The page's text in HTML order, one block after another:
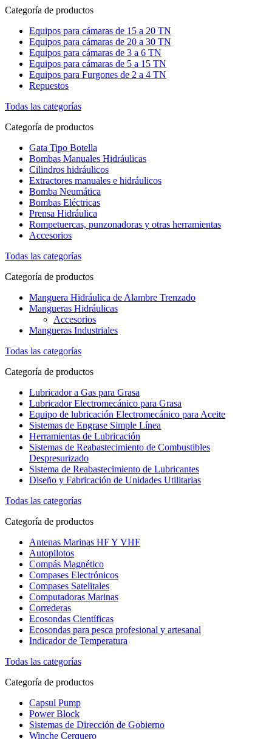
Categoría de productos
Equipos para cámaras de 15 a 20 TN
Equipos para cámaras de 20 a 30 TN
Equipos para cámaras de 3 a 6 TN
Equipos para cámaras de 5 a 15 TN
Equipos para Furgones de 2 a 4 TN
Repuestos
Todas las categorías
Categoría de productos
Gata Tipo Botella
Bombas Manuales Hidráulicas
Cilindros hidráulicos
Extractores manuales e hidráulicos
Bomba Neumática
Bombas Eléctricas
Prensa Hidráulica
Rompetuercas, punzonadoras y otras herramientas
Accesorios
Todas las categorías
Categoría de productos
Manguera Hidráulica de Alambre Trenzado
Mangueras Hidráulicas
Accesorios
Mangueras Industriales
Todas las categorías
Categoría de productos
Lubricador a Gas para Grasa
Lubricador Electromecánico para Grasa
Equipo de lubricación Electromecánico para Aceite
Sistemas de Engrase Simple Línea
Herramientas de Lubricación
Sistemas de Reabastecimiento de Combustibles
Despresurizado
Sistema de Reabastecimiento de Lubricantes
Diseño y Fabricación de Unidades Utilitarias
Todas las categorías
Categoría de productos
Antenas Marinas HF Y VHF
Autopilotos
Compás Magnético
Compases Electrónicos
Compases Satelitales
Computadoras Marinas
Correderas
Ecosondas Científicas
Ecosondas para pesca profesional y artesanal
Indicador de Temperatura
Todas las categorías
Categoría de productos
Capsul Pump
Power Block
Sistemas de Dirección de Gobierno
Winche Cerquero